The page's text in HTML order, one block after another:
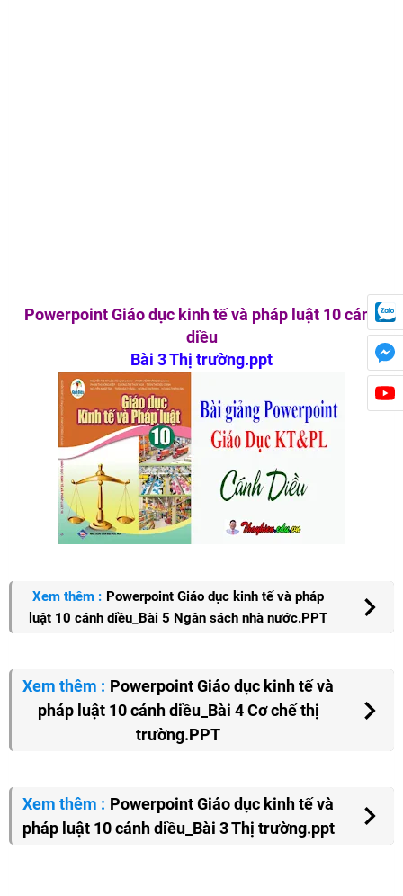
Powerpoint Giáo dục kinh tế và pháp luật 10 cánh
diều
Bài 3 Thị trường.ppt
Xem thêm : Powerpoint Giáo dục kinh tế và pháp
luật 10 cánh diều_Bài 5 Ngân sách nhà nước.PPT
Xem thêm : Powerpoint Giáo dục kinh tế và
pháp luật 10 cánh diều_Bài 4 Cơ chế thị
trường.PPT
Xem thêm : Powerpoint Giáo dục kinh tế và
pháp luật 10 cánh diều_Bài 3 Thị trường.ppt